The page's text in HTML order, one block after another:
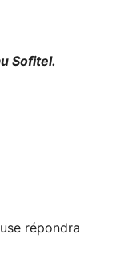
Sofitel.
répondra